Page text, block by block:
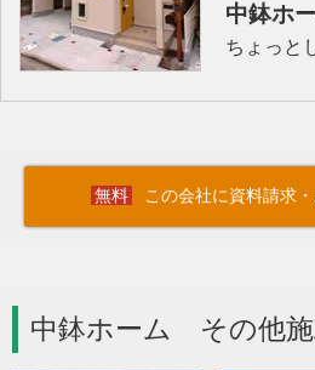
中鉢ホ
ちょっと
この会社に資料請求
中鉢ホーム その他